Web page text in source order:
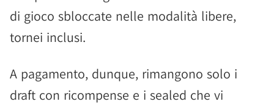
di gioco sbloccate nelle modalità libere,
tornei inclusi.
A pagamento, dunque, rimangono solo i
draft con ricompense e i sealed che vi